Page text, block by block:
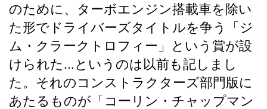
のために、ターボエンジン搭載車を除い
た形でドライバーズタイトルを争う「ジ
ム・クラークトロフィー」という賞が設
けられた…というのは以前も記しまし
た。それのコンストラクターズ部門版に
あたるものが「コーリン・チャップマン